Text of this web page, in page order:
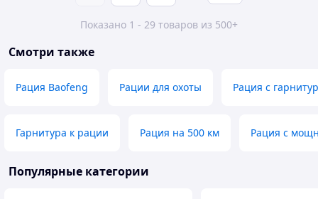
Показано 1 - 29 товаров из 500+
Смотри также
Рация Baofeng Рации для охоты Рация с
Гарнитура к рации Рация на 500 км Рация с
Популярные категории